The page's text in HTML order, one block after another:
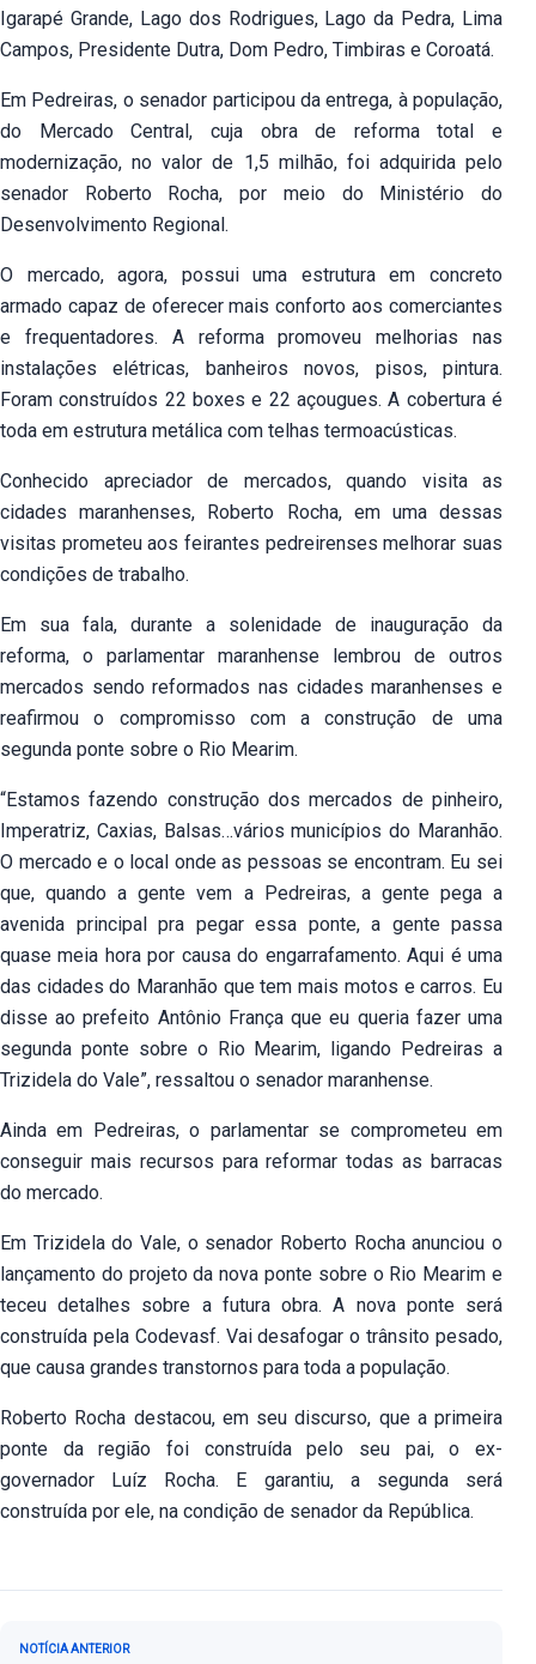
Igarapé Grande, Lago dos Rodrigues, Lago da Pedra, Lima
Campos, Presidente Dutra, Dom Pedro, Timbiras e Coroatá.
Em Pedreiras, o senador participou da entrega, à população,
do Mercado Central, cuja obra de reforma total e
modernização, no valor de 1,5 milhão, foi adquirida pelo
senador Roberto Rocha, por meio do Ministério do
Desenvolvimento Regional.
O mercado, agora, possui uma estrutura em concreto
armado capaz de oferecer mais conforto aos comerciantes
e frequentadores. A reforma promoveu melhorias nas
instalações elétricas, banheiros novos, pisos, pintura.
Foram construídos 22 boxes e 22 açougues. A cobertura é
toda em estrutura metálica com telhas termoacústicas.
Conhecido apreciador de mercados, quando visita as
cidades maranhenses, Roberto Rocha, em uma dessas
visitas prometeu aos feirantes pedreirenses melhorar suas
condições de trabalho.
Em sua fala, durante a solenidade de inauguração da
reforma, o parlamentar maranhense lembrou de outros
mercados sendo reformados nas cidades maranhenses e
reafirmou o compromisso com a construção de uma
segunda ponte sobre o Rio Mearim.
“Estamos fazendo construção dos mercados de pinheiro,
Imperatriz, Caxias, Balsas…vários municípios do Maranhão.
O mercado e o local onde as pessoas se encontram. Eu sei
que, quando a gente vem a Pedreiras, a gente pega a
avenida principal pra pegar essa ponte, a gente passa
quase meia hora por causa do engarrafamento. Aqui é uma
das cidades do Maranhão que tem mais motos e carros. Eu
disse ao prefeito Antônio França que eu queria fazer uma
segunda ponte sobre o Rio Mearim, ligando Pedreiras a
Trizidela do Vale”, ressaltou o senador maranhense.
Ainda em Pedreiras, o parlamentar se comprometeu em
conseguir mais recursos para reformar todas as barracas
do mercado.
Em Trizidela do Vale, o senador Roberto Rocha anunciou o
lançamento do projeto da nova ponte sobre o Rio Mearim e
teceu detalhes sobre a futura obra. A nova ponte será
construída pela Codevasf. Vai desafogar o trânsito pesado,
que causa grandes transtornos para toda a população.
Roberto Rocha destacou, em seu discurso, que a primeira
ponte da região foi construída pelo seu pai, o ex-
governador Luíz Rocha. E garantiu, a segunda será
construída por ele, na condição de senador da República.
Navegação de Post
NOTÍCIA ANTERIOR